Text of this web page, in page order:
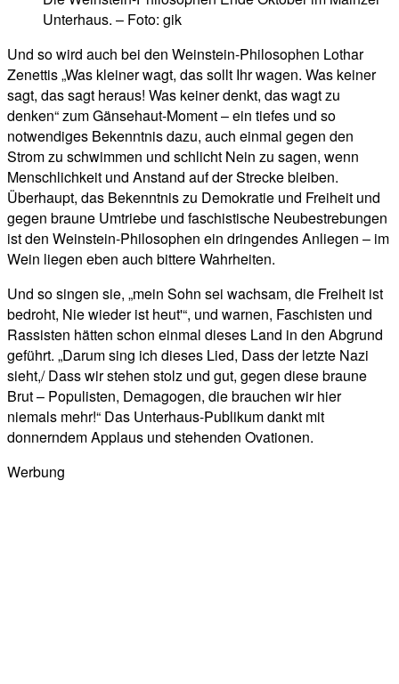
Unterhaus. – Foto: gik
Und so wird auch bei den Weinstein-Philosophen Lothar
Zenettis „Was kleiner wagt, das sollt Ihr wagen. Was keiner
sagt, das sagt heraus! Was keiner denkt, das wagt zu
denken“ zum Gänsehaut-Moment – ein tiefes und so
notwendiges Bekenntnis dazu, auch einmal gegen den
Strom zu schwimmen und schlicht Nein zu sagen, wenn
Menschlichkeit und Anstand auf der Strecke bleiben.
Überhaupt, das Bekenntnis zu Demokratie und Freiheit und
gegen braune Umtriebe und faschistische Neubestrebungen
ist den Weinstein-Philosophen ein dringendes Anliegen – im
Wein liegen eben auch bittere Wahrheiten.
Und so singen sie, „mein Sohn sei wachsam, die Freiheit ist
bedroht, Nie wieder ist heut'“, und warnen, Faschisten und
Rassisten hätten schon einmal dieses Land in den Abgrund
geführt. „Darum sing ich dieses Lied, Dass der letzte Nazi
sieht,/ Dass wir stehen stolz und gut, gegen diese braune
Brut – Populisten, Demagogen, die brauchen wir hier
niemals mehr!“ Das Unterhaus-Publikum dankt mit
donnerndem Applaus und stehenden Ovationen.
Werbung